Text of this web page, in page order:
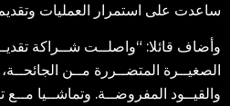
ساعدت على استمرار العمليات
وأضاف قائلا: “واصلــت شــراكة
الصغيــرة المتضــررة مــن
والقيــود المفروضــة. وتماشــيا